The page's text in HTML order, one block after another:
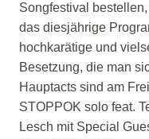
Songfestival
das diesjährige
hochkarätige und
Besetzung, die man
Hauptacts sind am
STOPPOK solo feat.
Lesch mit Special